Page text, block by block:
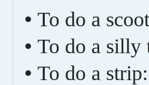
• To do a
• To do a silly
• To do a